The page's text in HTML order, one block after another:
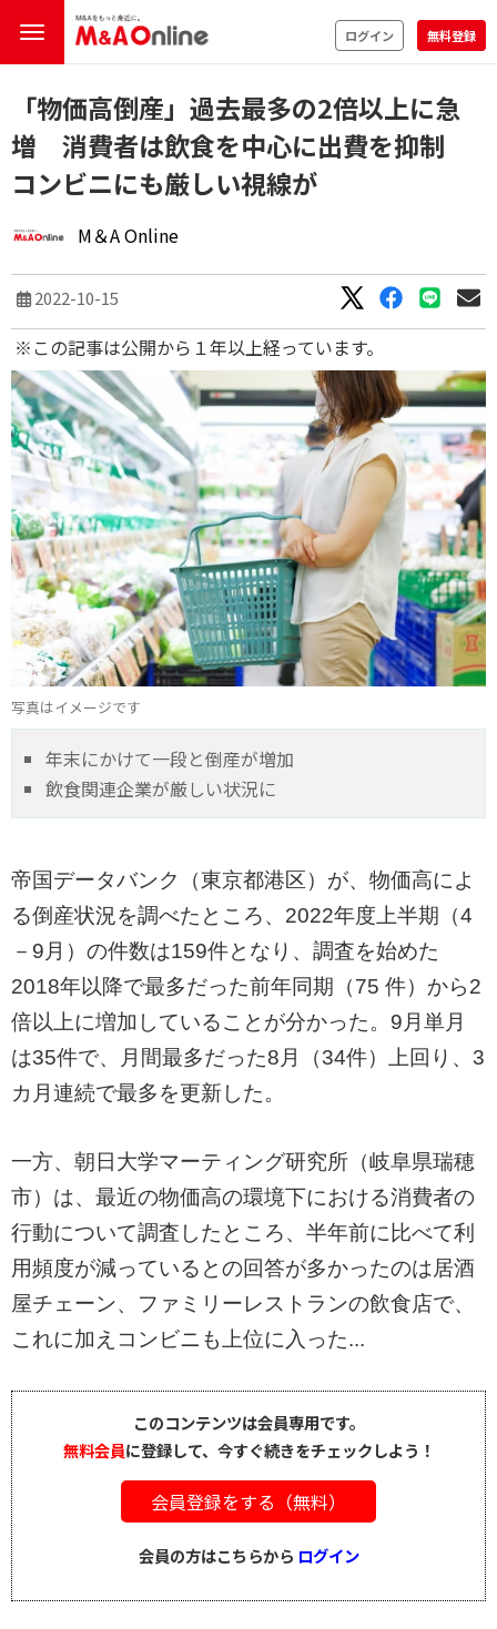
ログイン 無料登録
「物価高倒産」過去最多の2倍以上に急
増 消費者は飲食を中心に出費を抑制
コンビニにも厳しい視線が
M＆A Online
2022-10-15
※この記事は公開から１年以上経っています。
写真はイメージです
年末にかけて一段と倒産が増加
飲食関連企業が厳しい状況に
帝国データバンク（東京都港区）が、物価高によ
る倒産状況を調べたところ、2022年度上半期（4
－9月）の件数は159件となり、調査を始めた
2018年以降で最多だった前年同期（75 件）から2
倍以上に増加していることが分かった。9月単月
は35件で、月間最多だった8月（34件）上回り、3
カ月連続で最多を更新した。
一方、朝日大学マーティング研究所（岐阜県瑞穂
市）は、最近の物価高の環境下における消費者の
行動について調査したところ、半年前に比べて利
用頻度が減っているとの回答が多かったのは居酒
屋チェーン、ファミリーレストランの飲食店で、
これに加えコンビニも上位に入った...
このコンテンツは会員専用です。
無料会員に登録して、今すぐ続きをチェックしよう！
会員登録をする（無料）
会員の方はこちらから ログイン